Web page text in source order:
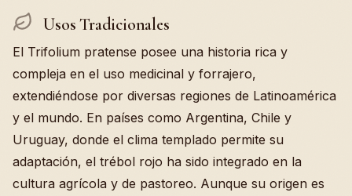
Usos Tradicionales
El Trifolium pratense posee una historia rica y
compleja en el uso medicinal y forrajero,
extendiéndose por diversas regiones de Latinoamérica
y el mundo. En países como Argentina, Chile y
Uruguay, donde el clima templado permite su
adaptación, el trébol rojo ha sido integrado en la
cultura agrícola y de pastoreo. Aunque su origen es